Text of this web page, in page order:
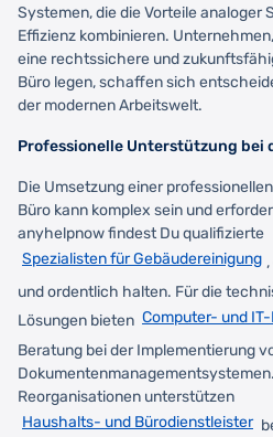
Systemen, die die Vorteile analoger
Effizienz kombinieren.
eine rechtssichere und
Büro legen, schaffen sich
der modernen Arbeitswelt.
Professionelle Unterstützung bei
Die Umsetzung einer
Büro kann komplex sein und
anyhelpnow findest Du qualifizierte
Spezialisten für Gebäudereinigung
und ordentlich halten. Für die
Lösungen bieten Computer- und
Beratung bei der Implementierung
Reorganisationen unterstützen
Haushalts- und Bürodienstleister